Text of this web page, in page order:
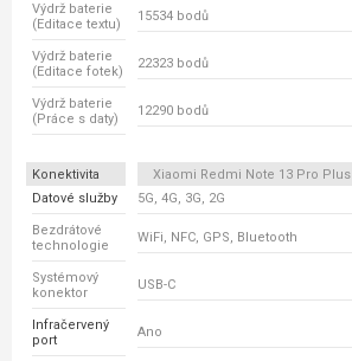
Výdrž baterie
(Editace textu)
15534 bodů
Výdrž baterie
(Editace fotek)
22323 bodů
Výdrž baterie
(Práce s daty)
12290 bodů
Konektivita Xiaomi Redmi Note 13 Pro Plus
Datové služby
5G, 4G, 3G, 2G
Bezdrátové
technologie
WiFi, NFC, GPS, Bluetooth
Systémový
konektor
USB-C
Infračervený
port
Ano